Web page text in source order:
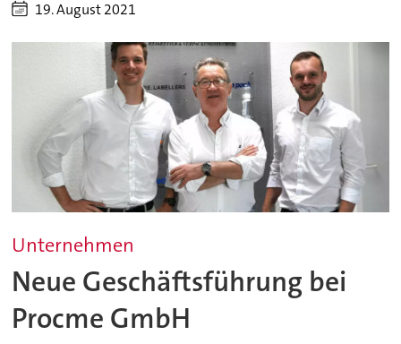
19. August 2021
Unternehmen
Neue Geschäftsführung bei
Procme GmbH